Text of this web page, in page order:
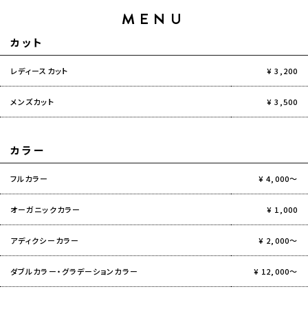
MENU
カット
レディースカット ¥ 3,200
メンズカット ¥ 3,500
カラー
フルカラー ¥ 4,000～
オーガニックカラー ¥ 1,000
アディクシーカラー ¥ 2,000～
ダブルカラー・グラデーションカラー ¥ 12,000～